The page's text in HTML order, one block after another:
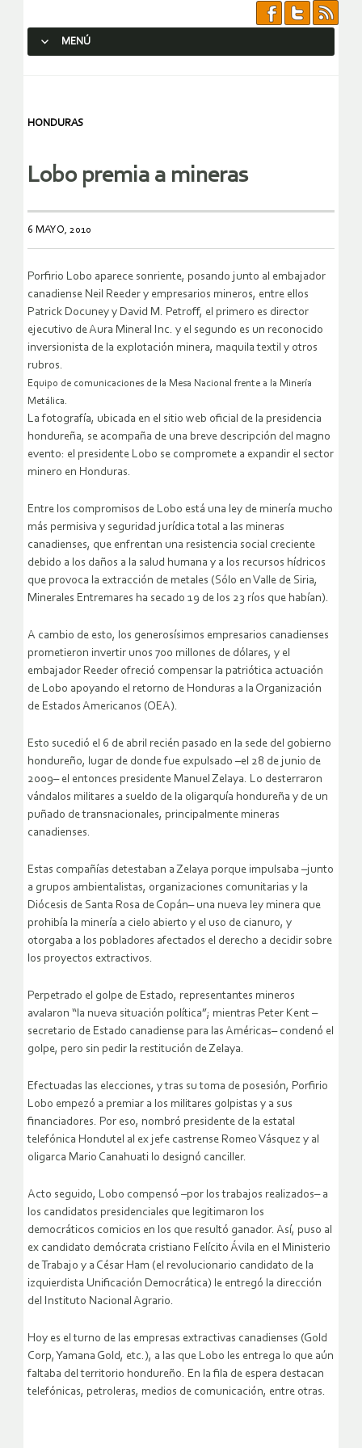
MENÚ
HONDURAS
Lobo premia a mineras
6 MAYO, 2010
Porfirio Lobo aparece sonriente, posando junto al embajador
canadiense Neil Reeder y empresarios mineros, entre ellos
Patrick Docuney y David M. Petroff, el primero es director
ejecutivo de Aura Mineral Inc. y el segundo es un reconocido
inversionista de la explotación minera, maquila textil y otros
rubros.
Equipo de comunicaciones de la Mesa Nacional frente a la Minería
Metálica.
La fotografía, ubicada en el sitio web oficial de la presidencia
hondureña, se acompaña de una breve descripción del magno
evento: el presidente Lobo se compromete a expandir el sector
minero en Honduras.
Entre los compromisos de Lobo está una ley de minería mucho
más permisiva y seguridad jurídica total a las mineras
canadienses, que enfrentan una resistencia social creciente
debido a los daños a la salud humana y a los recursos hídricos
que provoca la extracción de metales (Sólo en Valle de Siria,
Minerales Entremares ha secado 19 de los 23 ríos que habían).
A cambio de esto, los generosísimos empresarios canadienses
prometieron invertir unos 700 millones de dólares, y el
embajador Reeder ofreció compensar la patriótica actuación
de Lobo apoyando el retorno de Honduras a la Organización
de Estados Americanos (OEA).
Esto sucedió el 6 de abril recién pasado en la sede del gobierno
hondureño, lugar de donde fue expulsado –el 28 de junio de
2009– el entonces presidente Manuel Zelaya. Lo desterraron
vándalos militares a sueldo de la oligarquía hondureña y de un
puñado de transnacionales, principalmente mineras
canadienses.
Estas compañías detestaban a Zelaya porque impulsaba –junto
a grupos ambientalistas, organizaciones comunitarias y la
Diócesis de Santa Rosa de Copán– una nueva ley minera que
prohibía la minería a cielo abierto y el uso de cianuro, y
otorgaba a los pobladores afectados el derecho a decidir sobre
los proyectos extractivos.
Perpetrado el golpe de Estado, representantes mineros
avalaron “la nueva situación política”; mientras Peter Kent –
secretario de Estado canadiense para las Américas– condenó el
golpe, pero sin pedir la restitución de Zelaya.
Efectuadas las elecciones, y tras su toma de posesión, Porfirio
Lobo empezó a premiar a los militares golpistas y a sus
financiadores. Por eso, nombró presidente de la estatal
telefónica Hondutel al ex jefe castrense Romeo Vásquez y al
oligarca Mario Canahuati lo designó canciller.
Acto seguido, Lobo compensó –por los trabajos realizados– a
los candidatos presidenciales que legitimaron los
democráticos comicios en los que resultó ganador. Así, puso al
ex candidato demócrata cristiano Felícito Ávila en el Ministerio
de Trabajo y a César Ham (el revolucionario candidato de la
izquierdista Unificación Democrática) le entregó la dirección
del Instituto Nacional Agrario.
Hoy es el turno de las empresas extractivas canadienses (Gold
Corp, Yamana Gold, etc.), a las que Lobo les entrega lo que aún
faltaba del territorio hondureño. En la fila de espera destacan
telefónicas, petroleras, medios de comunicación, entre otras.